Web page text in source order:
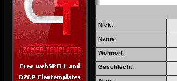
Nick:
Name:
Wohnort:
Geschlecht: